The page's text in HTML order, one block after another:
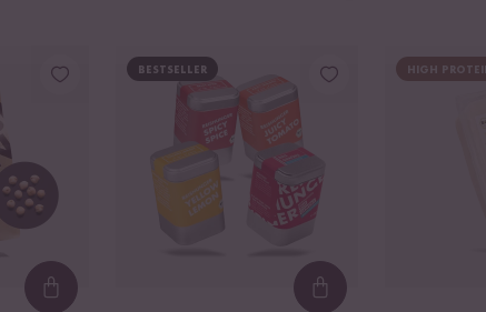
Loading...
BESTSELLER
Loading...
HIGH